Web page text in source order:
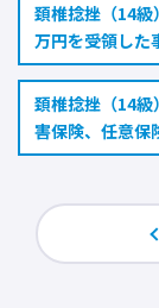
頚椎捻挫（14
万円を受領した
頚椎捻挫（14
害保険、任意保